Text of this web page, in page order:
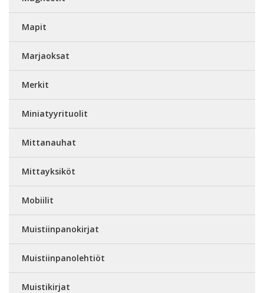
Mapit
Marjaoksat
Merkit
Miniatyyrituolit
Mittanauhat
Mittayksiköt
Mobiilit
Muistiinpanokirjat
Muistiinpanolehtiöt
Muistikirjat